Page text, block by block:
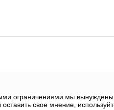
ограничениями мы вынуждены
свое мнение,